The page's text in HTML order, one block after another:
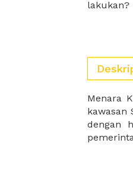
Menara
kawasan
dengan